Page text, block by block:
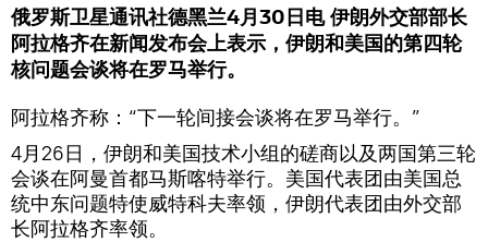
俄罗斯卫星通讯社德黑兰4月30日电 伊朗外交部部长
阿拉格齐在新闻发布会上表示，伊朗和美国的第四轮
核问题会谈将在罗马举行。
阿拉格齐称：“下一轮间接会谈将在罗马举行。”
4月26日，伊朗和美国技术小组的磋商以及两国第三轮
会谈在阿曼首都马斯喀特举行。美国代表团由美国总
统中东问题特使威特科夫率领，伊朗代表团由外交部
长阿拉格齐率领。